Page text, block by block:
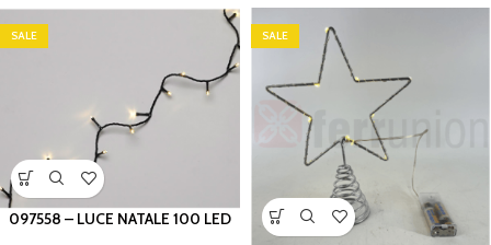
SALE
097558 – LUCE NATALE 100 LED
SALE